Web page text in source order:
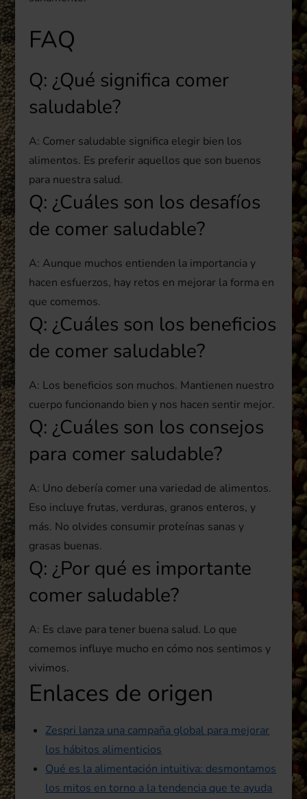
FAQ
Q: ¿Qué significa comer
saludable?
A: Comer saludable significa elegir bien los
alimentos. Es preferir aquellos que son buenos
para nuestra salud.
Q: ¿Cuáles son los desafíos
de comer saludable?
A: Aunque muchos entienden la importancia y
hacen esfuerzos, hay retos en mejorar la forma en
que comemos.
Q: ¿Cuáles son los beneficios
de comer saludable?
A: Los beneficios son muchos. Mantienen nuestro
cuerpo funcionando bien y nos hacen sentir mejor.
Q: ¿Cuáles son los consejos
para comer saludable?
A: Uno debería comer una variedad de alimentos.
Eso incluye frutas, verduras, granos enteros, y
más. No olvides consumir proteínas sanas y
grasas buenas.
Q: ¿Por qué es importante
comer saludable?
A: Es clave para tener buena salud. Lo que
comemos influye mucho en cómo nos sentimos y
vivimos.
Enlaces de origen
Zespri lanza una campaña global para mejorar
los hábitos alimenticios
Qué es la alimentación intuitiva: desmontamos
los mitos en torno a la tendencia que te ayuda